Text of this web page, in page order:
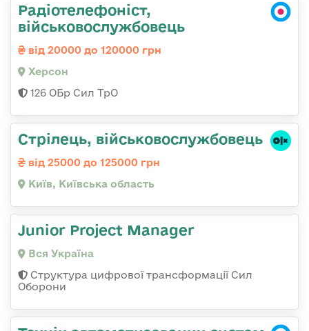
Радіотелефоніст,
військовослужбовець
від 20000 до 120000 грн
Херсон
126 ОБр Сил ТрО
Стpілець, військовослужбовець
від 25000 до 125000 грн
Київ, Київська область
Junior Project Manager
Вся Україна
Структура цифрової трансформації Сил
Оборони